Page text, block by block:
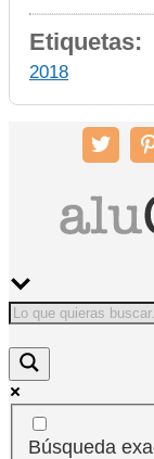
Etiquetas:
2018
Búsqueda